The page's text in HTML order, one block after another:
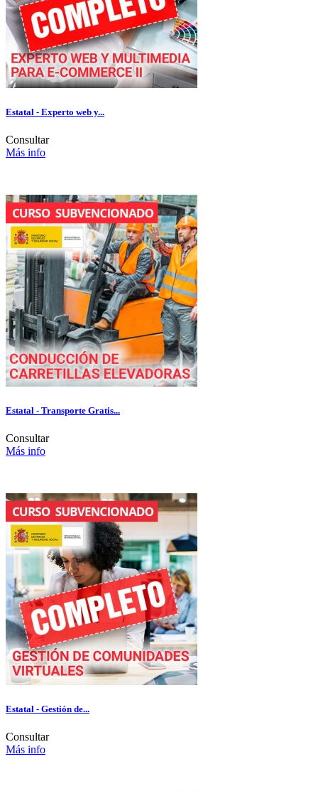
Estatal - Experto web y...
Consultar
Más info
Estatal - Transporte Gratis...
Consultar
Más info
Estatal - Gestión de...
Consultar
Más info